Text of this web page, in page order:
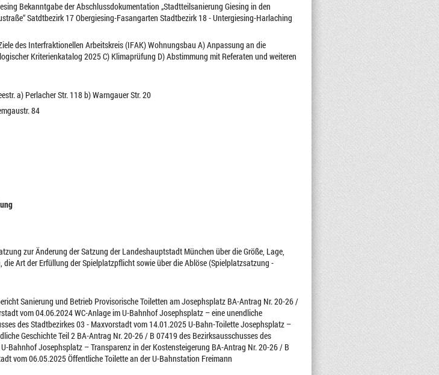
Bekanntgabe der Abschlussdokumentation „Stadtteilsanierung Giesing in den
Satdtbezirk 17 Obergiesing-Fasangarten Stadtbezirk 18 - Untergiesing-Harlaching
des Interfraktionellen Arbeitskreis (IFAK) Wohnungsbau A) Anpassung an die
Kriterienkatalog 2025 C) Klimaprüfung D) Abstimmung mit Referaten und weiteren
a) Perlacher Str. 118 b) Warngauer Str. 20
84
zur Änderung der Satzung der Landeshauptstadt München über die Größe, Lage,
Art der Erfüllung der Spielplatzpflicht sowie über die Ablöse (Spielplatzsatzung -
Sanierung und Betrieb Provisorische Toiletten am Josephsplatz BA-Antrag Nr. 20-26 /
vom 04.06.2024 WC-Anlage im U-Bahnhof Josephsplatz – eine unendliche
des Stadtbezirkes 03 - Maxvorstadt vom 14.01.2025 U-Bahn-Toilette Josephsplatz –
Geschichte Teil 2 BA-Antrag Nr. 20-26 / B 07419 des Bezirksausschusses des
Bahnhof Josephsplatz – Transparenz in der Kostensteigerung BA-Antrag Nr. 20-26 / B
vom 06.05.2025 Öffentliche Toilette an der U-Bahnstation Freimann